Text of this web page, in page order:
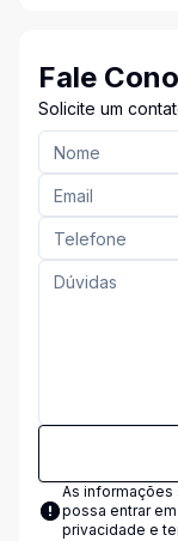
Fale
Solicite um
As informações
possa entrar
privacidade e